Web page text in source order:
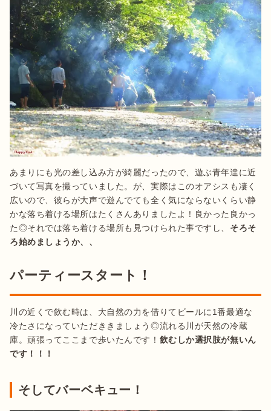
あまりにも光の差し込み方が綺麗だったので、遊ぶ青年達に近
づいて写真を撮っていました。が、実際はこのオアシスも凄く
広いので、彼らが大声で遊んでても全く気にならないくらい静
かな落ち着ける場所はたくさんありましたよ！良かった良かっ
た◎それでは落ち着ける場所も見つけられた事ですし、 そろそ
ろ始めましょうか、、
パーティースタート！
川の近くで飲む時は、大自然の力を借りてビールに1番最適な
冷たさになっていただききましょう◎流れる川が天然の冷蔵
庫。頑張ってここまで歩いたんです！ 飲むしか選択肢が無いん
です！！！
そしてバーベキュー！